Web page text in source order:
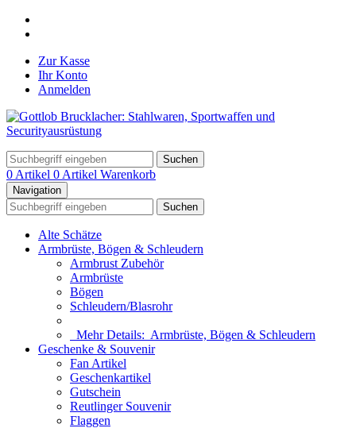
Zur Kasse
Ihr Konto
Anmelden
Suchen
0 Artikel 0 Artikel Warenkorb
Navigation
Suchen
Alte Schätze
Armbrüste, Bögen & Schleudern
Armbrust Zubehör
Armbrüste
Bögen
Schleudern/Blasrohr
Mehr Details: Armbrüste, Bögen & Schleudern
Geschenke & Souvenir
Fan Artikel
Geschenkartikel
Gutschein
Reutlinger Souvenir
Flaggen